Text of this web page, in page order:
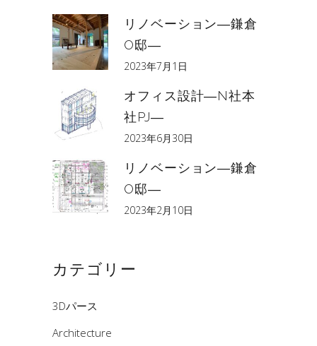
リノベーション―鎌倉
O邸―
2023年7月1日
オフィス設計―N社本
社PJ―
2023年6月30日
リノベーション―鎌倉
O邸―
2023年2月10日
カテゴリー
3Dパース
Architecture